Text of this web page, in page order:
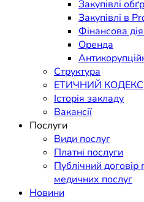
Закупівлі
Закупівлі в
Фінансова
Оренда
Структура
ЕТИЧНИЙ КОДЕКС
Історія закладу
Вакансії
Послуги
Види послуг
Платні послуги
Публічний
медичних послуг
Новини